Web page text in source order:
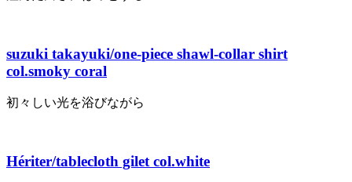
suzuki takayuki/one-piece shawl-collar shirt
col.smoky coral
初々しい光を浴びながら
Hériter/tablecloth gilet col.white